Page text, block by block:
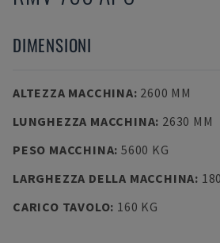
DIMENSIONI
ALTEZZA MACCHINA: 2600 MM
LUNGHEZZA MACCHINA: 2630 MM
PESO MACCHINA: 5600 KG
LARGHEZZA DELLA MACCHINA:
CARICO TAVOLO: 160 KG